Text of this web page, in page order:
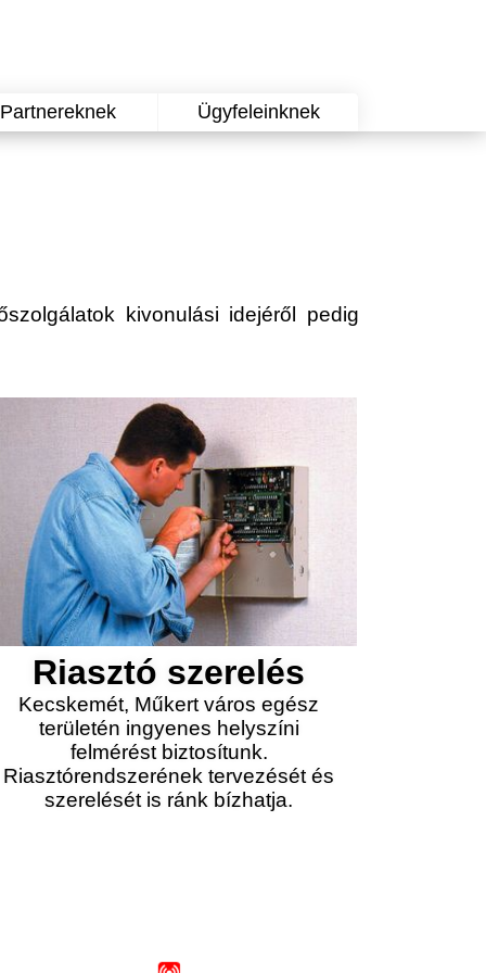
Partnereknek Ügyfeleinknek
kivonulási idejéről pedig
Riasztó szerelés
Kecskemét, Műkert város egész
területén ingyenes helyszíni
felmérést biztosítunk.
Riasztórendszerének tervezését és
szerelését is ránk bízhatja.